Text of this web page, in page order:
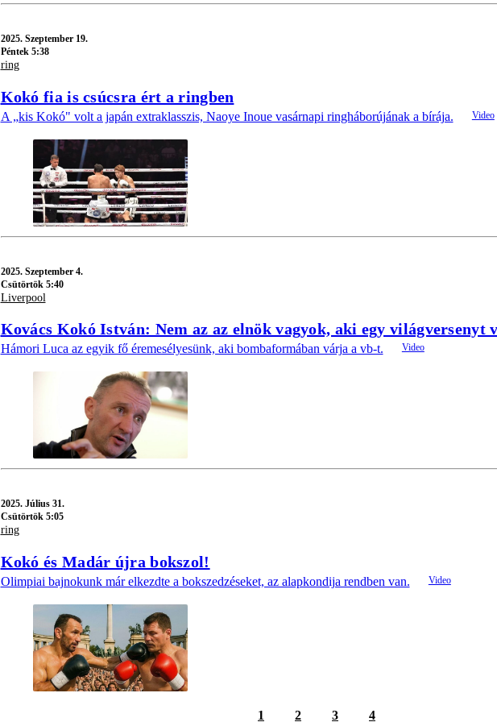
2025. Szeptember 19.
Péntek 5:38
ring
Kokó fia is csúcsra ért a ringben
A „kis Kokó" volt a japán extraklasszis, Naoye Inoue vasárnapi ringháborújának a bírája.
2025. Szeptember 4.
Csütörtök 5:40
Liverpool
Kovács Kokó István: Nem az az elnök vagyok, aki egy világversenyt
Hámori Luca az egyik fő éremesélyesünk, aki bombaformában várja a vb-t.
2025. Július 31.
Csütörtök 5:05
ring
Kokó és Madár újra bokszol!
Olimpiai bajnokunk már elkezdte a bokszedzéseket, az alapkondija rendben van.
1 2 3 4